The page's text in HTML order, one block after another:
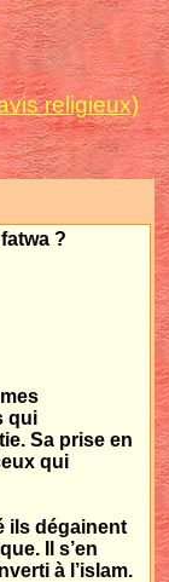
religieux)
?
qui
Sa prise en
qui
ils dégainent
Il s’en
à l’islam.